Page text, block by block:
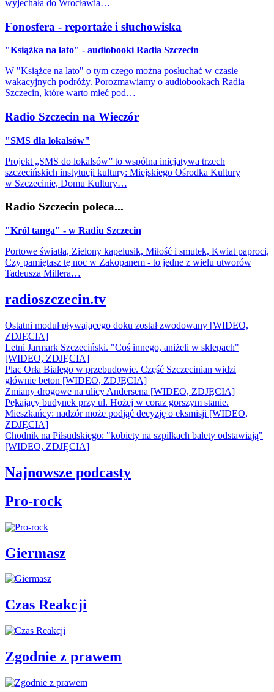
wyjechała do Wrocławia…
Fonosfera - reportaże i słuchowiska
"Książka na lato" - audiobooki Radia Szczecin
W "Książce na lato" o tym czego można posłuchać w czasie
wakacyjnych podróży. Porozmawiamy o audiobookach Radia
Szczecin, które warto mieć pod…
Radio Szczecin na Wieczór
"SMS dla lokalsów"
Projekt „SMS do lokalsów” to wspólna inicjatywa trzech
szczecińskich instytucji kultury: Miejskiego Ośrodka Kultury
w Szczecinie, Domu Kultury…
Radio Szczecin poleca...
"Król tanga" - w Radiu Szczecin
Portowe światła, Zielony kapelusik, Miłość i smutek, Kwiat paproci,
Czy pamiętasz tę noc w Zakopanem - to jedne z wielu utworów
Tadeusza Millera…
radioszczecin.tv
Ostatni moduł pływającego doku został zwodowany [WIDEO,
ZDJĘCIA]
Letni Jarmark Szczeciński. "Coś innego, aniżeli w sklepach"
[WIDEO, ZDJĘCIA]
Plac Orła Białego w przebudowie. Część Szczecinian widzi
głównie beton [WIDEO, ZDJĘCIA]
Zmiany drogowe na ulicy Andersena [WIDEO, ZDJĘCIA]
Pękający budynek przy ul. Hożej w coraz gorszym stanie.
Mieszkańcy: nadzór może podjąć decyzję o eksmisji [WIDEO,
ZDJĘCIA]
Chodnik na Piłsudskiego: "kobiety na szpilkach balety odstawiają"
[WIDEO, ZDJĘCIA]
Najnowsze podcasty
Pro-rock
Giermasz
Czas Reakcji
Zgodnie z prawem